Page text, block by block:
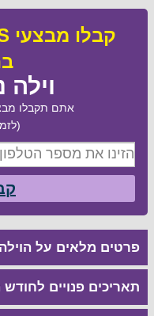
וילה
אתם תקבלו
פרטים מלאים על הוילה
תאריכים פנויים